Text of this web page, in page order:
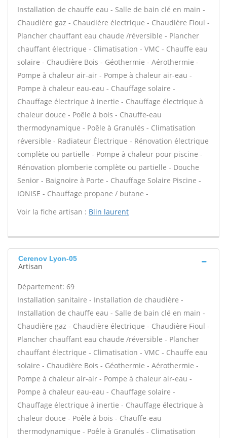
Installation de chauffe eau - Salle de bain clé en main -
Chaudière gaz - Chaudière électrique - Chaudière Fioul -
Plancher chauffant eau chaude /réversible - Plancher
chauffant électrique - Climatisation - VMC - Chauffe eau
solaire - Chaudière Bois - Géothermie - Aérothermie -
Pompe à chaleur air-air - Pompe à chaleur air-eau -
Pompe à chaleur eau-eau - Chauffage solaire -
Chauffage électrique à inertie - Chauffage électrique à
chaleur douce - Poêle à bois - Chauffe-eau
thermodynamique - Poêle à Granulés - Climatisation
réversible - Radiateur Électrique - Rénovation électrique
complète ou partielle - Pompe à chaleur pour piscine -
Rénovation plomberie complète ou partielle - Douche
Senior - Baignoire à Porte - Chauffage Solaire Piscine -
IONISE - Chauffage propane / butane -
Voir la fiche artisan : Blin laurent
Cerenov Lyon-05
Artisan
Département: 69
Installation sanitaire - Installation de chaudière -
Installation de chauffe eau - Salle de bain clé en main -
Chaudière gaz - Chaudière électrique - Chaudière Fioul -
Plancher chauffant eau chaude /réversible - Plancher
chauffant électrique - Climatisation - VMC - Chauffe eau
solaire - Chaudière Bois - Géothermie - Aérothermie -
Pompe à chaleur air-air - Pompe à chaleur air-eau -
Pompe à chaleur eau-eau - Chauffage solaire -
Chauffage électrique à inertie - Chauffage électrique à
chaleur douce - Poêle à bois - Chauffe-eau
thermodynamique - Poêle à Granulés - Climatisation